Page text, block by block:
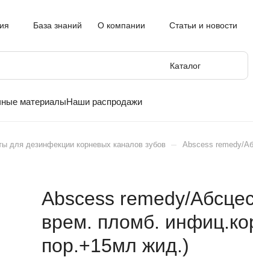
База знаний О компании Статьи и новости
Каталог
материалыНаши распродажи
для дезинфекции корневых каналов зубов –
Abscess remedy/
Abscess remedy/
врем. пломб.
пор.+15мл жид.)